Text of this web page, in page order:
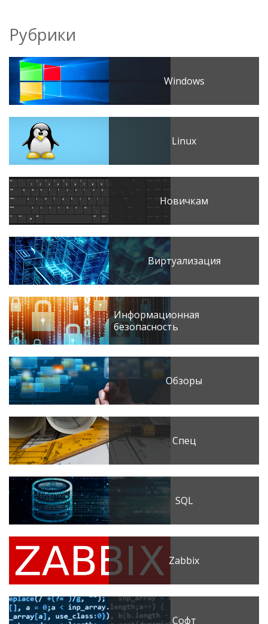
Рубрики
Windows
Linux
Новичкам
Виртуализация
Информационная
безопасность
Обзоры
Спец
SQL
Zabbix
Софт